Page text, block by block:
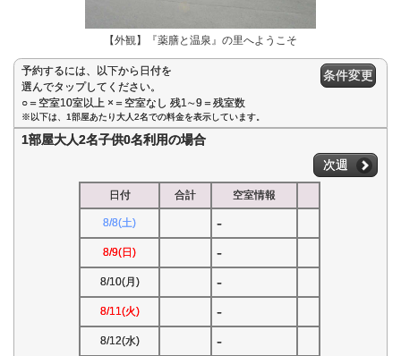
【外観】『薬膳と温泉』の里へようこそ
予約するには、以下から日付を
選んでタップしてください。
○＝空室10室以上 ×＝空室なし 残1∼9＝残室数
条件変更
※以下は、1部屋あたり大人2名での料金を表示しています。
1部屋大人2名子供0名利用の場合
次週
日付 合計 空室情報
8/8(土) -
8/9(日) -
8/10(月) -
8/11(火) -
8/12(水) -